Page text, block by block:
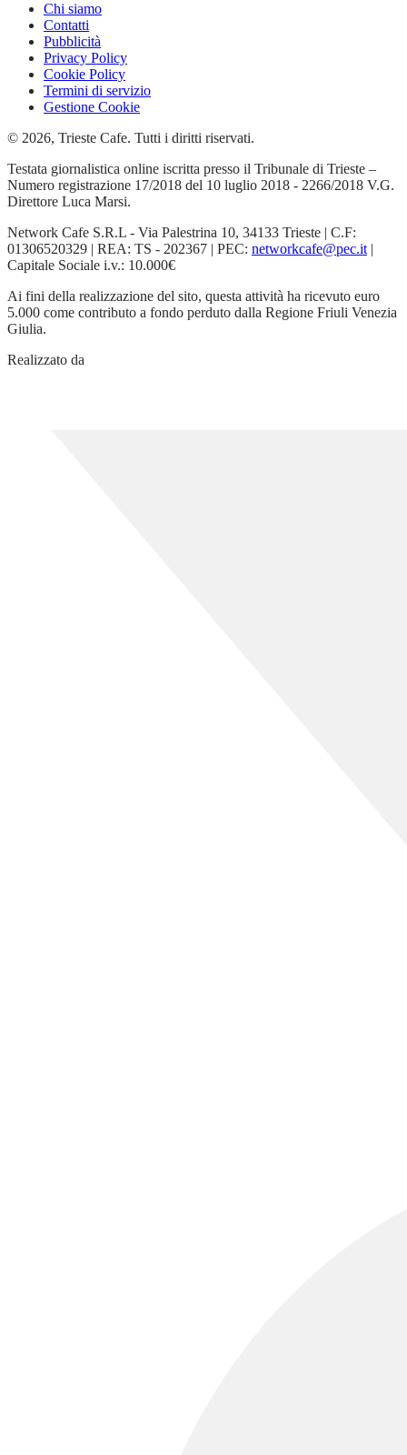
Chi siamo
Contatti
Pubblicità
Privacy Policy
Cookie Policy
Termini di servizio
Gestione Cookie
© 2026, Trieste Cafe. Tutti i diritti riservati.
Testata giornalistica online iscritta presso il Tribunale di Trieste –
Numero registrazione 17/2018 del 10 luglio 2018 - 2266/2018 V.G.
Direttore Luca Marsi.
Network Cafe S.R.L - Via Palestrina 10, 34133 Trieste | C.F:
01306520329 | REA: TS - 202367 | PEC: networkcafe@pec.it |
Capitale Sociale i.v.: 10.000€
Ai fini della realizzazione del sito, questa attività ha ricevuto euro
5.000 come contributo a fondo perduto dalla Regione Friuli Venezia
Giulia.
Realizzato da